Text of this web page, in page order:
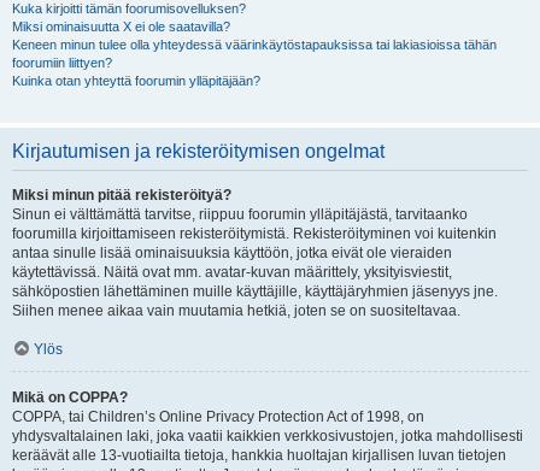
Kuka kirjoitti tämän foorumisovelluksen?
Miksi ominaisuutta X ei ole saatavilla?
Keneen minun tulee olla yhteydessä väärinkäytöstapauksissa tai lakiasioissa tähän
foorumiin liittyen?
Kuinka otan yhteyttä foorumin ylläpitäjään?
Kirjautumisen ja rekisteröitymisen ongelmat
Miksi minun pitää rekisteröityä?
Sinun ei välttämättä tarvitse, riippuu foorumin ylläpitäjästä, tarvitaanko
foorumilla kirjoittamiseen rekisteröitymistä. Rekisteröityminen voi kuitenkin
antaa sinulle lisää ominaisuuksia käyttöön, jotka eivät ole vieraiden
käytettävissä. Näitä ovat mm. avatar-kuvan määrittely, yksityisviestit,
sähköpostien lähettäminen muille käyttäjille, käyttäjäryhmien jäsenyys jne.
Siihen menee aikaa vain muutamia hetkiä, joten se on suositeltavaa.
Ylös
Mikä on COPPA?
COPPA, tai Children’s Online Privacy Protection Act of 1998, on
yhdysvaltalainen laki, joka vaatii kaikkien verkkosivustojen, jotka mahdollisesti
keräävät alle 13-vuotiailta tietoja, hankkia huoltajan kirjallisen luvan tietojen